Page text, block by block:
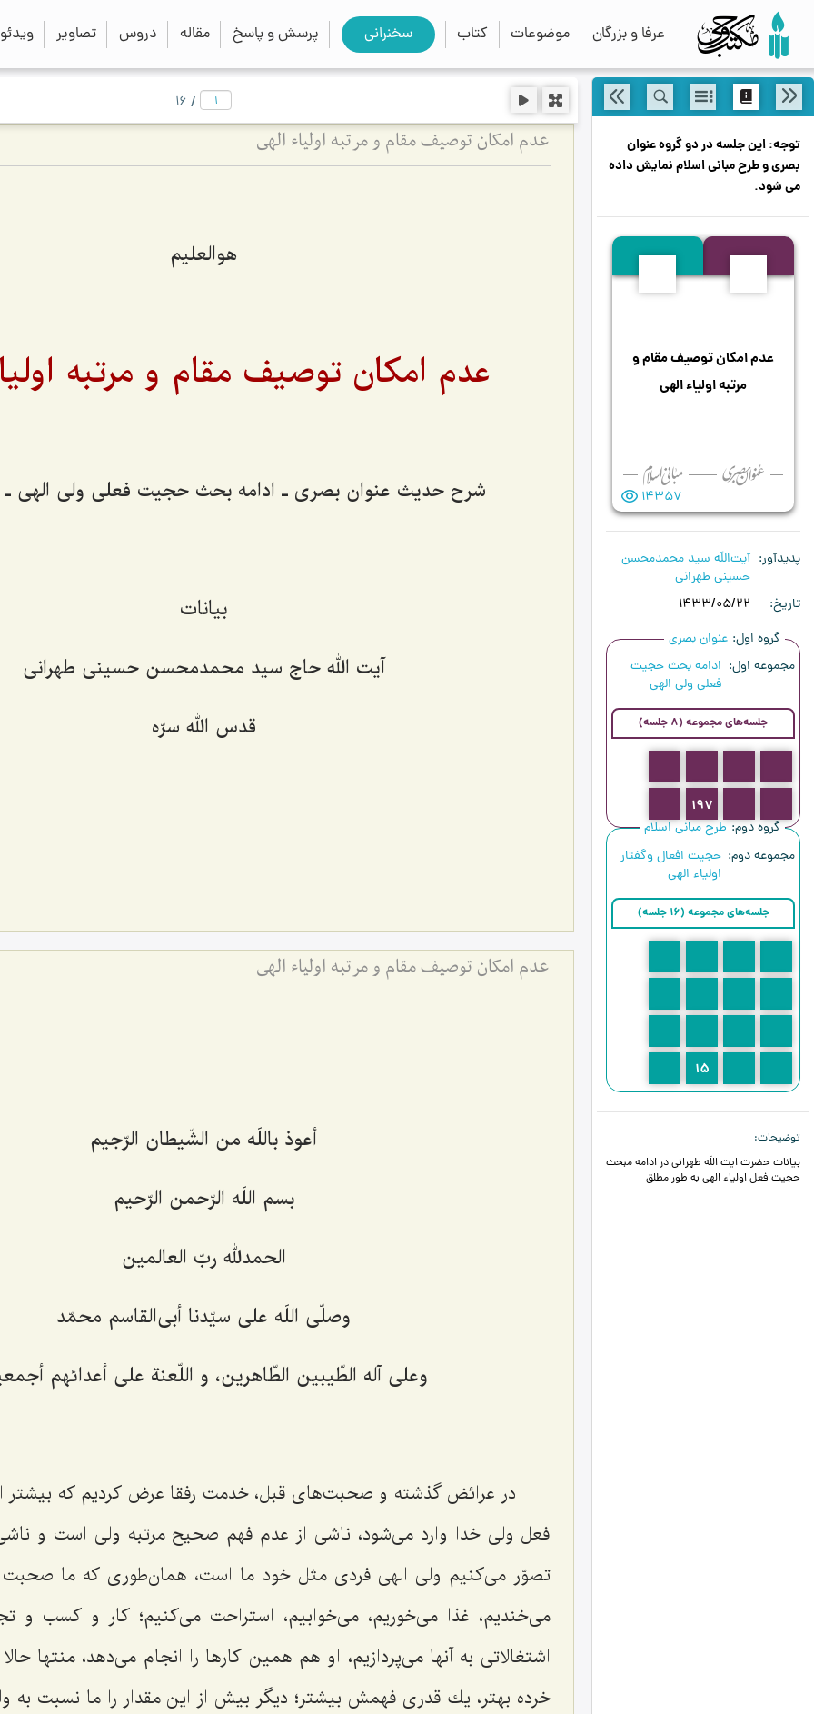
عرفا و بزرگان موضوعات کتاب سخنرانی پرسش و پاسخ مقاله دروس تصاویر ویدئو search
close
توجه: این جلسه در دو گروه عنوان
بصری و طرح مبانی اسلام نمایش داده
می شود.
عدم امکان توصیف مقام و
مرتبه اولیاء الهی
14357
پدیدآور
آیت‌اللَه سید محمدمحسن
حسینی طهرانی
تاریخ
1433/05/22
گروه اول عنوان بصری
مجموعه اول
ادامه بحث حجیت
فعلی ولی الهی
جلسه‌های مجموعه (8 جلسه)
197
گروه دوم طرح مبانی اسلام
مجموعه دوم حجیت افعال وگفتار
اولیاء الهی
جلسه‌های مجموعه (16 جلسه)
15
توضیحات
بیانات حضرت ایت اللَه طهرانی در ادامه مبحث
حجیت فعل اولیاء الهی به طور مطلق
/
16
عدم امکان توصیف مقام و مرتبه اولیاء الهی
هوالعلیم
عدم امکان توصیف مقام و مرتبه
شرح حدیث عنوان بصری ـ ادامه بحث حجیت فعلی ولی الهی ـ
بیانات
آیت الله حاج سید محمدمحسن حسینی طهرانی
قدس الله سرّه
عدم امکان توصیف مقام و مرتبه اولیاء الهی
أعوذ باللَه من الشّيطان الرّجيم‌
بسم اللَه الرّحمن الرّحيم‌
الحمدلله ربّ العالمين‌
وصلّى اللَه على سيّدنا أبى‌القاسم محمّد
وعلى آله الطّيبين الطّاهرين، و اللّعنة على أعدائهم
در عرائض گذشته و صحبت‌های قبل، خدمت رفقا عرض كردیم كه بیشتر
فعل ولی خدا وارد می‌شود، ناشی از عدم فهم صحیح مرتبه ولی است و
تصوّر می‌كنیم ولی الهی فردی مثل خود ما است، همان‌طوری كه ما صحبت
می‌خندیم، غذا می‌خوریم، می‌خوابیم، استراحت می‌كنیم؛ كار و كسب و
اشتغالاتی به آنها می‌پردازیم، او هم همین كارها را انجام می‌دهد، منتها
خرده بهتر، یك قدری فهمش بیشتر؛ دیگر بیش از این مقدار را ما نسبت به